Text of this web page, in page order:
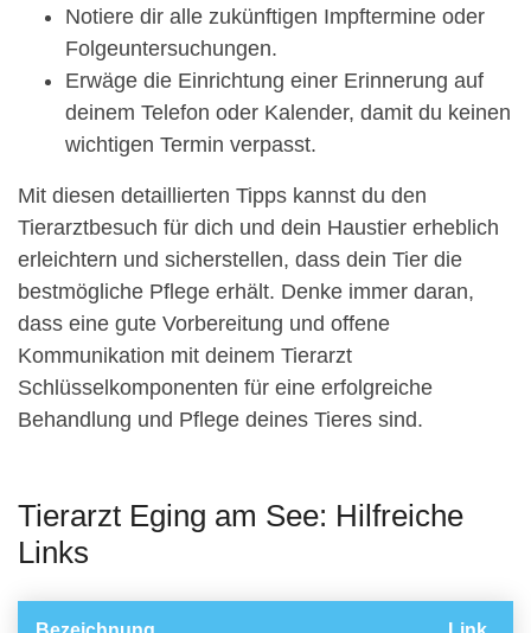
Notiere dir alle zukünftigen Impftermine oder
Folgeuntersuchungen.
Erwäge die Einrichtung einer Erinnerung auf
deinem Telefon oder Kalender, damit du keinen
wichtigen Termin verpasst.
Mit diesen detaillierten Tipps kannst du den
Tierarztbesuch für dich und dein Haustier erheblich
erleichtern und sicherstellen, dass dein Tier die
bestmögliche Pflege erhält. Denke immer daran,
dass eine gute Vorbereitung und offene
Kommunikation mit deinem Tierarzt
Schlüsselkomponenten für eine erfolgreiche
Behandlung und Pflege deines Tieres sind.
Tierarzt Eging am See: Hilfreiche
Links